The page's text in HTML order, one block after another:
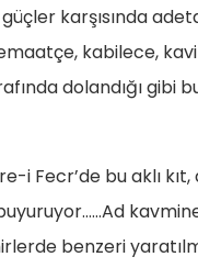
karşısında
kabilece,
dolandığı gibi
Fecr’de bu aklı kıt,
benzeri